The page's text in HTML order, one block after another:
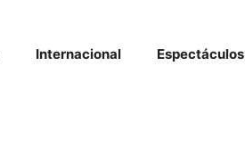
Internacional Espectáculos